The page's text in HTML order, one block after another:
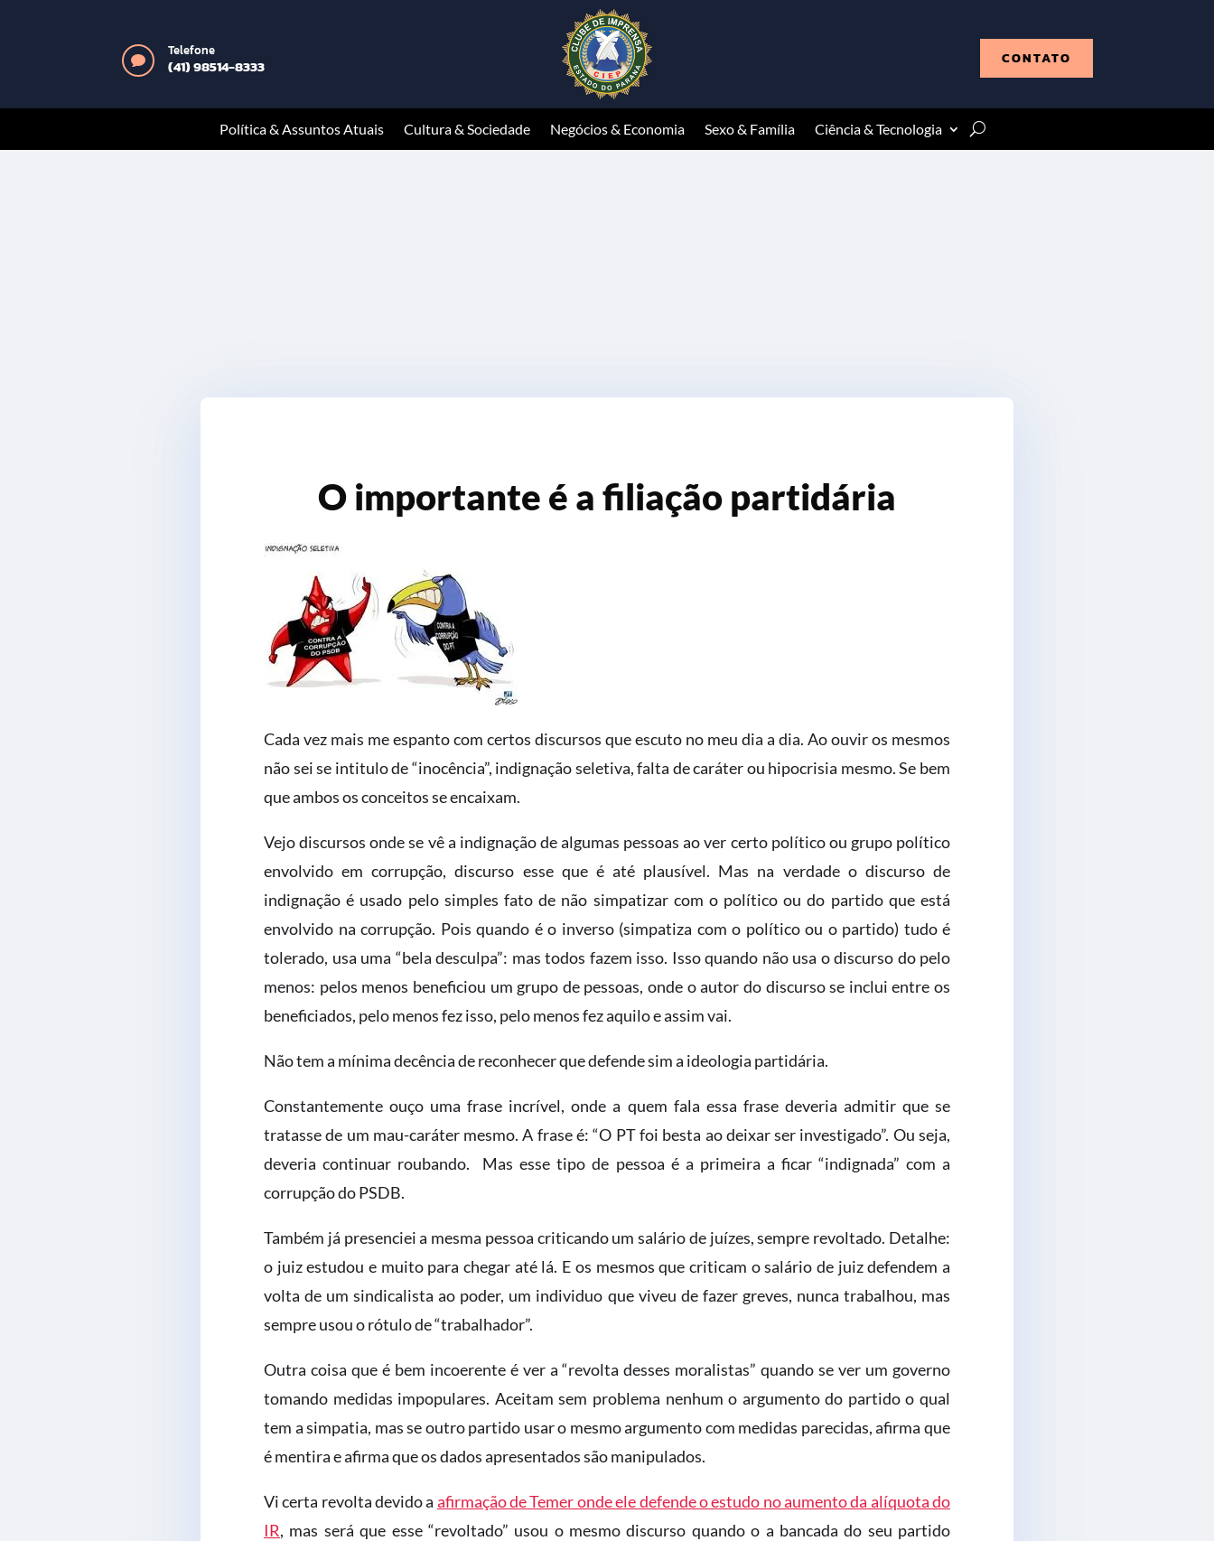

Telefone
(41) 98514-8333 CONTATO
Política & Assuntos Atuais Cultura & Sociedade Negócios & Economia Sexo & Família Ciência & Tecnologia
O importante é a filiação partidária
Cada vez mais me espanto com certos discursos que escuto no meu dia a dia. Ao ouvir os mesmos
não sei se intitulo de “inocência”, indignação seletiva, falta de caráter ou hipocrisia mesmo. Se bem
que ambos os conceitos se encaixam.
Vejo discursos onde se vê a indignação de algumas pessoas ao ver certo político ou grupo político
envolvido em corrupção, discurso esse que é até plausível. Mas na verdade o discurso de
indignação é usado pelo simples fato de não simpatizar com o político ou do partido que está
envolvido na corrupção. Pois quando é o inverso (simpatiza com o político ou o partido) tudo é
tolerado, usa uma “bela desculpa”: mas todos fazem isso. Isso quando não usa o discurso do pelo
menos: pelos menos beneficiou um grupo de pessoas, onde o autor do discurso se inclui entre os
beneficiados, pelo menos fez isso, pelo menos fez aquilo e assim vai.
Não tem a mínima decência de reconhecer que defende sim a ideologia partidária.
Constantemente ouço uma frase incrível, onde a quem fala essa frase deveria admitir que se
tratasse de um mau-caráter mesmo. A frase é: “O PT foi besta ao deixar ser investigado”. Ou seja,
deveria continuar roubando. Mas esse tipo de pessoa é a primeira a ficar “indignada” com a
corrupção do PSDB.
Também já presenciei a mesma pessoa criticando um salário de juízes, sempre revoltado. Detalhe:
o juiz estudou e muito para chegar até lá. E os mesmos que criticam o salário de juiz defendem a
volta de um sindicalista ao poder, um individuo que viveu de fazer greves, nunca trabalhou, mas
sempre usou o rótulo de “trabalhador”.
Outra coisa que é bem incoerente é ver a “revolta desses moralistas” quando se ver um governo
tomando medidas impopulares. Aceitam sem problema nenhum o argumento do partido o qual
tem a simpatia, mas se outro partido usar o mesmo argumento com medidas parecidas, afirma que
é mentira e afirma que os dados apresentados são manipulados.
Vi certa revolta devido a afirmação de Temer onde ele defende o estudo no aumento da alíquota do
IR, mas será que esse “revoltado” usou o mesmo discurso quando o a bancada do seu partido